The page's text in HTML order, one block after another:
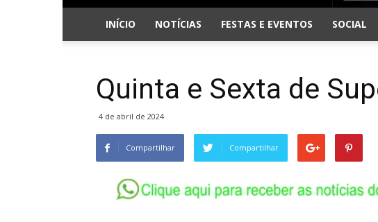
INÍCIO NOTÍCIAS FESTAS E EVENTOS SOCIAL
Quinta e Sexta de
4 de abril de 2024
Compartilhar Compartilhar